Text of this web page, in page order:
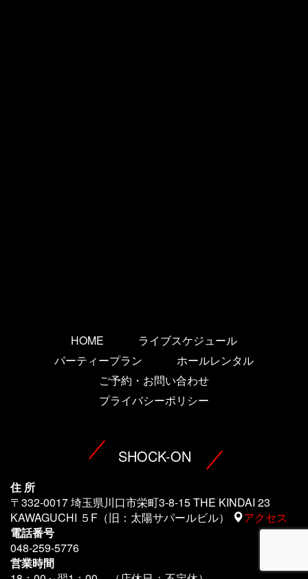
HOME
ライブスケジュール
パーティープラン
ホールレンタル
ご予約・お問い合わせ
プライバシーポリシー
SHOCK-ON
住 所
〒332-0017 埼玉県川口市栄町3-8-15 THE KINDAI 23
KAWAGUCHI ５F（旧：太陽サパールビル）
アクセス
電話番号
048-259-5776
営業時間